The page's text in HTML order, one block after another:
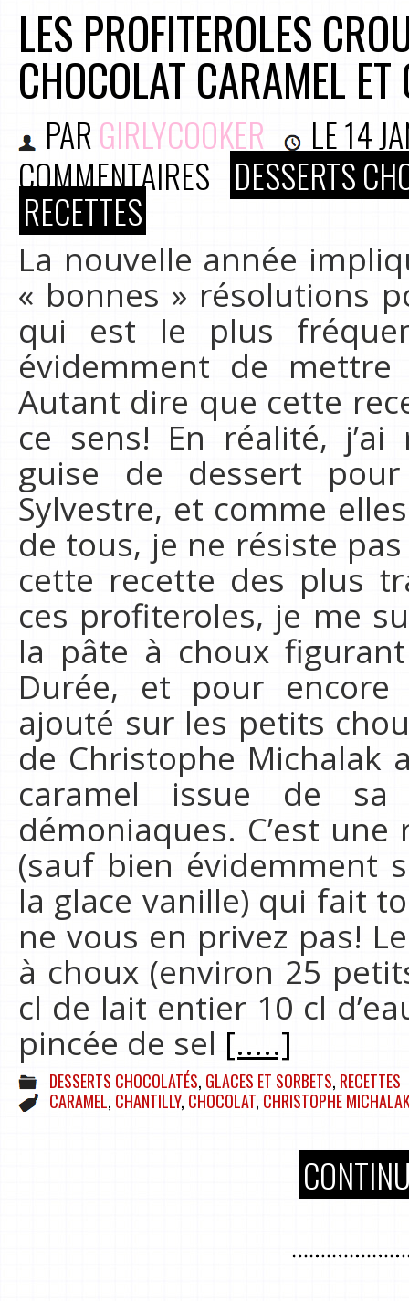
LES PROFITEROLES
CHOCOLAT CARAMEL
PAR GIRLYCOOKER LE14
COMMENTAIRES DESSERTS
RECETTES
La nouvelle année
« bonnes » résolutions
qui est le plus
évidemment de
Autant dire que cette
ce sens! En réalité,
guise de dessert
Sylvestre, et comme
de tous, je ne résiste
cette recette des plus
ces profiteroles, je me
la pâte à choux
Durée, et pour encore
ajouté sur les petits
de Christophe Michalak
caramel issue de sa
démoniaques. C’est
(sauf bien évidemment
la glace vanille) qui fait
ne vous en privez pas!
à choux (environ 25
cl de lait entier 10 cl
pincée de sel [.....]
DESSERTS CHOCOLATÉS, GLACES ET SORBETS, RECETTES
CARAMEL, CHANTILLY, CHOCOLAT, CHRISTOPHE